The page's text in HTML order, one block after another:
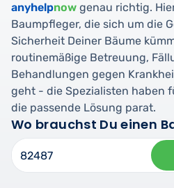
anyhelpnow genau richtig.
Baumpfleger, die sich um die
Sicherheit Deiner Bäume
routinemäßige Betreuung,
Behandlungen gegen
geht - die Spezialisten haben
die passende Lösung parat.
Wo brauchst Du einen